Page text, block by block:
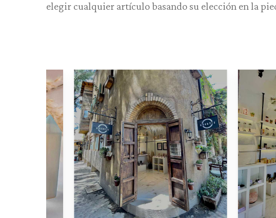
elegir cualquier artículo basando su elección en la